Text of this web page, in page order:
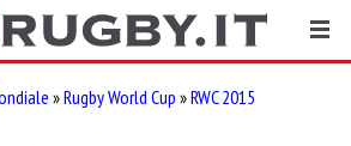
»Rugby World Cup »RWC 2015